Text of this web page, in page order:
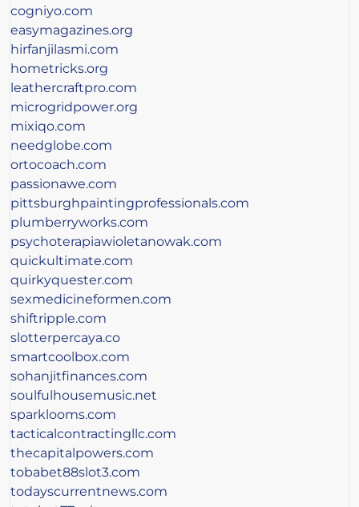
cogniyo.com
easymagazines.org
hirfanjilasmi.com
hometricks.org
leathercraftpro.com
microgridpower.org
mixiqo.com
needglobe.com
ortocoach.com
passionawe.com
pittsburghpaintingprofessionals.com
plumberryworks.com
psychoterapiawioletanowak.com
quickultimate.com
quirkyquester.com
sexmedicineformen.com
shiftripple.com
slotterpercaya.co
smartcoolbox.com
sohanjitfinances.com
soulfulhousemusic.net
sparklooms.com
tacticalcontractingllc.com
thecapitalpowers.com
tobabet88slot3.com
todayscurrentnews.com